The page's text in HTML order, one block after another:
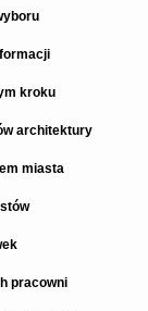
kroku
architektury
miasta
pracowni